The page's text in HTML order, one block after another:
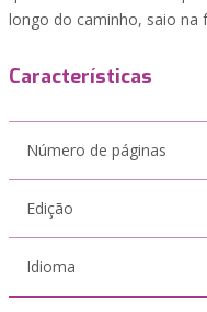
longo do caminho, saio na
Características
Número de páginas
Edição
Idioma